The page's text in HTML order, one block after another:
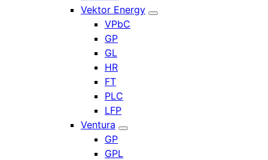
Vektor Energy
VPbC
GP
GL
HR
FT
PLC
LFP
Ventura
GP
GPL